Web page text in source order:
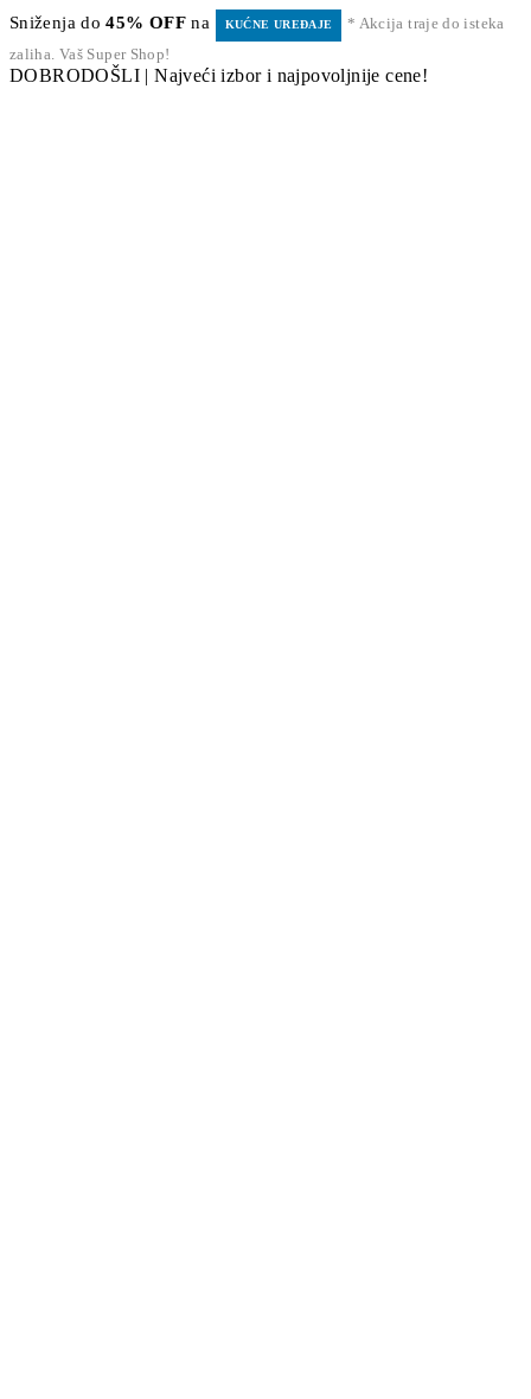
Sniženja do45% OFF na KUĆNE UREĐAJE
* Akcija traje do isteka
zaliha. Vaš Super Shop!
DOBRODOŠLI | Najveći izbor i najpovoljnije cene!